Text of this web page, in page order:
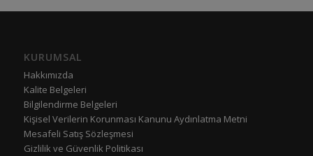
KURUMSAL
Hakkımızda
Kalite Belgeleri
Bilgilendirme Belgeleri
Kişisel Verilerin Korunması Kanunu Aydınlatma Metni
Mesafeli Satış Sözleşmesi
Gizlilik ve Güvenlik Politikası